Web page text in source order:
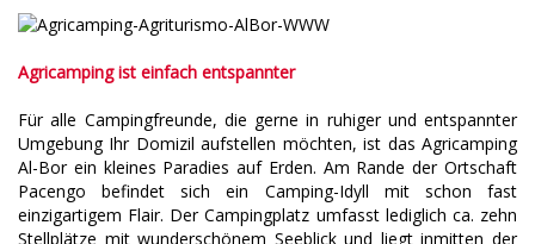
Agricamping ist einfach entspannter
Für alle Campingfreunde, die gerne in ruhiger und entspannter
Umgebung Ihr Domizil aufstellen möchten, ist das Agricamping
Al-Bor ein kleines Paradies auf Erden. Am Rande der Ortschaft
Pacengo befindet sich ein Camping-Idyll mit schon fast
einzigartigem Flair. Der Campingplatz umfasst lediglich ca. zehn
Stellplätze mit wunderschönem Seeblick und liegt inmitten der